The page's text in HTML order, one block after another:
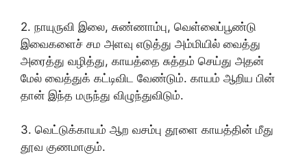
2. நாயுருவி இலை, சுண்ணாம்பு, வெள்லைப்பூண்டு
இவைகளைச் சம அளவு எடுத்து அம்மியில் வைத்து
அரைத்து வழித்து, காயத்தை சுத்தம் செய்து அதன்
மேல் வைத்துக் கட்டிவிட வேண்டும். காயம் ஆறிய பின்
தான் இந்த மருந்து விழுந்துவிடும்.
3. வெட்டுக்காயம் ஆற வசம்பு தூளை காயத்தின் மீது
தூவ குணமாகும்.